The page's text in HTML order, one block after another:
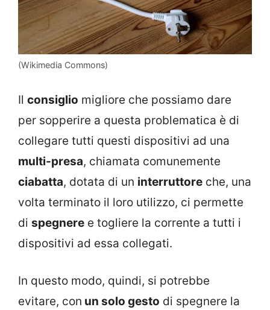
(Wikimedia Commons)
Il consiglio migliore che possiamo dare
per sopperire a questa problematica è di
collegare tutti questi dispositivi ad una
multi-presa, chiamata comunemente
ciabatta, dotata di un interruttore che, una
volta terminato il loro utilizzo, ci permette
di spegnere e togliere la corrente a tutti i
dispositivi ad essa collegati.
In questo modo, quindi, si potrebbe
evitare, con un solo gesto di spegnere la